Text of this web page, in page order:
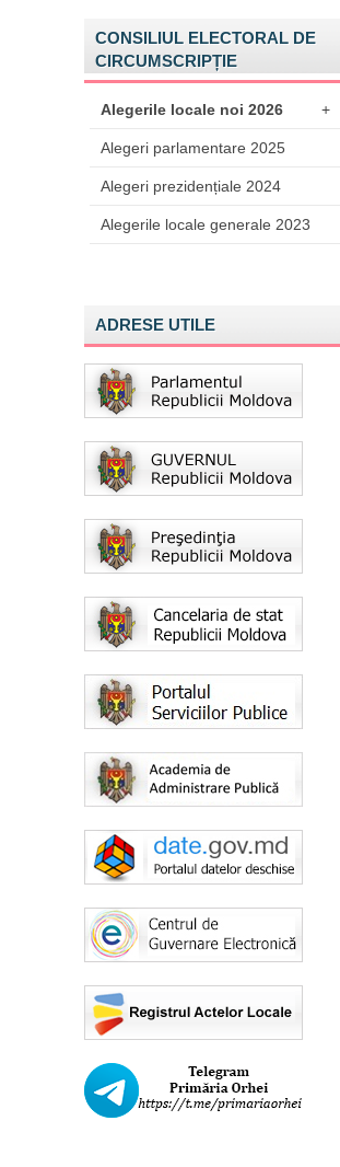
CONSILIUL ELECTORAL DE
CIRCUMSCRIPȚIE
Alegerile locale noi 2026 +
Alegeri parlamentare 2025
Alegeri prezidențiale 2024
Alegerile locale generale 2023
ADRESE UTILE